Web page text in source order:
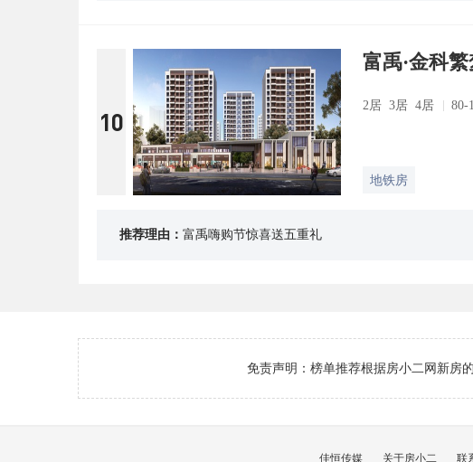
10
富禹·金科
2居 3居 4居 80-
地铁房
推荐理由： 富禹嗨购节惊喜送五重礼
免责声明：榜单推荐根据房小二网新房
佳恒传媒 关于房小二 联